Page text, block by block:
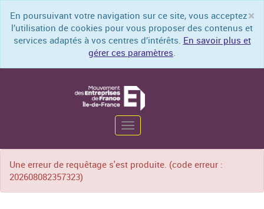
×
En poursuivant votre navigation sur ce site, vous acceptez
l’utilisation de cookies pour vous proposer des contenus et
services adaptés à vos centres d’intérêts. En savoir plus et
gérer ces paramètres.
Toggle
navigation
Une erreur de requêtage s'est produite. (code erreur :
202608082357323)